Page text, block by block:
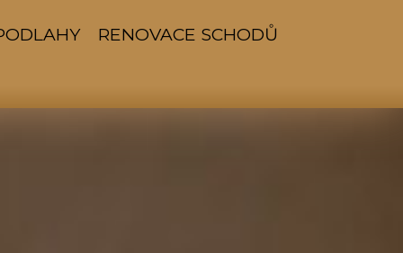
RENOVACE SCHODŮ